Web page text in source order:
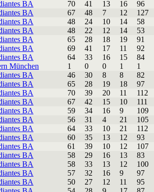
BA 70 41 13 16
96
BA 67 48 7 12
127
BA 48 24 10 14
58
BA 48 22 12 14
53
BA 65 28 18 19
91
BA 69 41 17 11
92
BA 64 33 16 15
84
München 1 0 0 1
1
BA 46 30 8 8
82
BA 65 28 19 18
97
BA 70 39 20 11
112
BA 67 42 15 10
111
BA 59 34 16 9
109
BA 56 31 4 21
105
BA 64 33 10 21
112
BA 60 35 13 12
93
BA 61 39 10 12
107
BA 58 29 16 13
83
BA 58 33 13 12
100
BA 57 32 16 9
97
BA 50 27 12 11
95